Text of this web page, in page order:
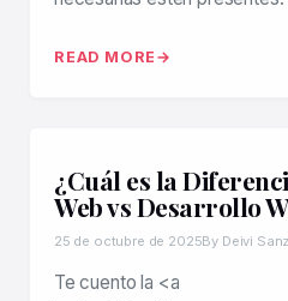
READ MORE
¿Cuál es la
Web vs Desarrollo
25 de octubre de 2025By Deivi Sanz
Te cuento la <a